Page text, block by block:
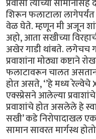
प्रवासी त्यांच्या
शिरून फलाटाला
वेळ घेते. म्हणून मी अजून
अहो, आता सखीच्या
अखेर गाडी थांबते. लगेचच
प्रवाशांना मोठ्या कष्टाने
फलाटावरून चालत
होत असते, ‘’हे मध्य रेल्वेचे
एक्स्प्रेसने आलेल्या
प्रवाशांचे होत असलेले हे
सखी’ कडे निरोपादाखल
सामान सावरत मार्गस्थ